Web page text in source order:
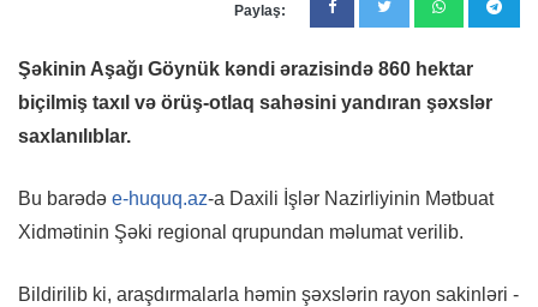
Paylaş:
Şəkinin Aşağı Göynük kəndi ərazisində 860 hektar
biçilmiş taxıl və örüş-otlaq sahəsini yandıran şəxslər
saxlanılıblar.
Bu barədə e-huquq.az-a Daxili İşlər Nazirliyinin Mətbuat
Xidmətinin Şəki regional qrupundan məlumat verilib.
Bildirilib ki, araşdırmalarla həmin şəxslərin rayon sakinləri -